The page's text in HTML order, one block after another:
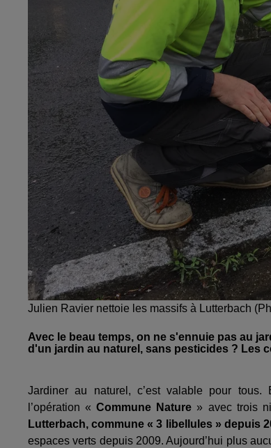
Julien Ravier nettoie les massifs à Lutterbach
Avec le beau temps, on ne s'ennuie pas au
d'un jardin au naturel, sans pesticides ? Les
Jardiner au naturel, c’est valable pour
l’opération « Commune Nature » avec trois
Lutterbach, commune « 3 libellules » depuis
espaces verts depuis 2009. Aujourd’hui plus